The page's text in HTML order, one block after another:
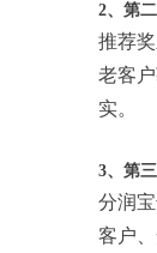
2、第
推荐
老客
实。
3、第
分润
客户